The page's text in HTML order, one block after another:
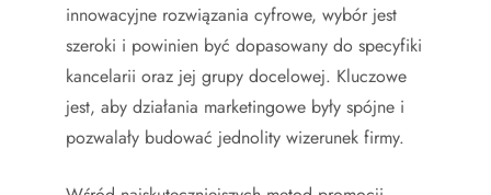
innowacyjne rozwiązania cyfrowe, wybór jest
szeroki i powinien być dopasowany do specyfiki
kancelarii oraz jej grupy docelowej. Kluczowe
jest, aby działania marketingowe były spójne i
pozwalały budować jednolity wizerunek firmy.